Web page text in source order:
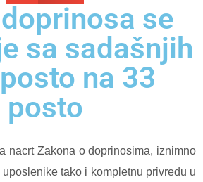
se
sa sadašnjih
na 33
posto
nacrt Zakona o doprinosima, iznimno
tako i kompletnu privredu u